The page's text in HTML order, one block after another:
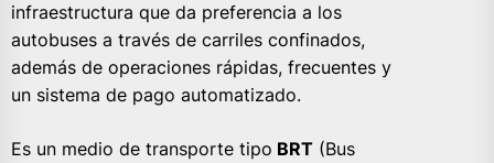
infraestructura que da preferencia a los
autobuses a través de carriles confinados,
además de operaciones rápidas, frecuentes y
un sistema de pago automatizado.
Es un medio de transporte tipo BRT (Bus